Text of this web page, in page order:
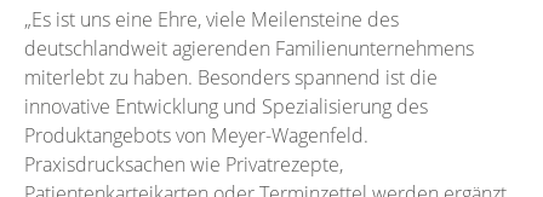
„Es ist uns eine Ehre, viele Meilensteine des
deutschlandweit agierenden Familienunternehmens
miterlebt zu haben. Besonders spannend ist die
innovative Entwicklung und Spezialisierung des
Produktangebots von Meyer-Wagenfeld.
Praxisdrucksachen wie Privatrezepte,